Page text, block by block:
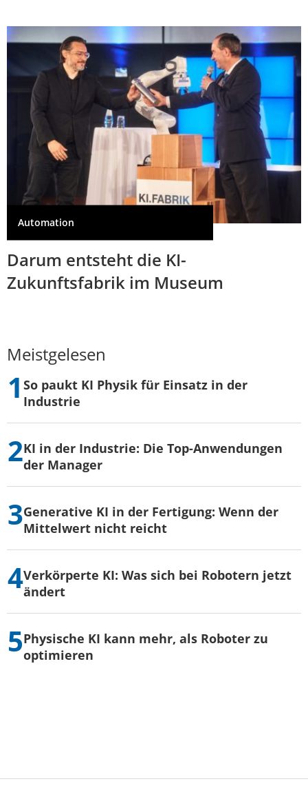
Automation
Darum entsteht die KI-
Zukunftsfabrik im Museum
Meistgelesen
So paukt KI Physik für Einsatz in der
Industrie
KI in der Industrie: Die Top-Anwendungen
der Manager
Generative KI in der Fertigung: Wenn der
Mittelwert nicht reicht
Verkörperte KI: Was sich bei Robotern jetzt
ändert
Physische KI kann mehr, als Roboter zu
optimieren